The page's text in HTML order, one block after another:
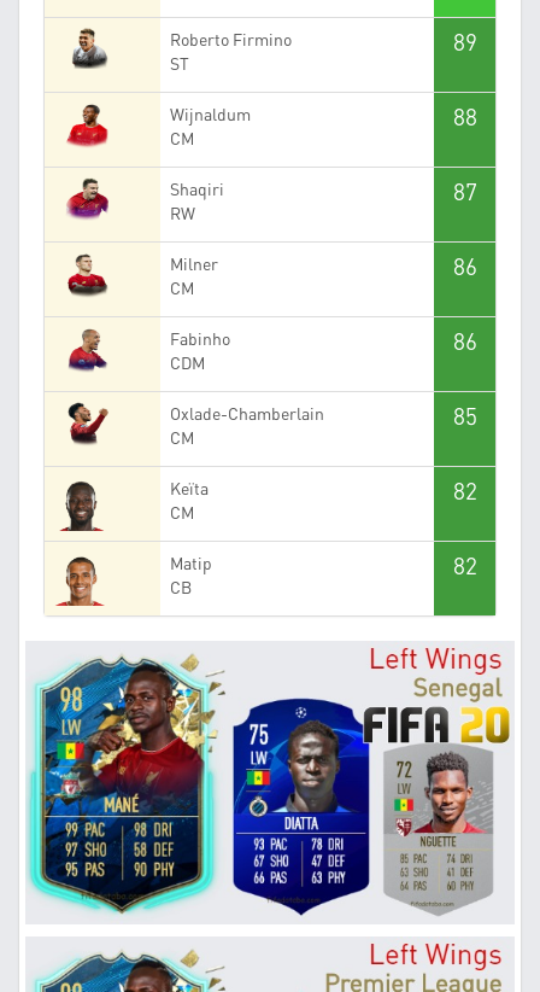
Roberto Firmino
ST
89
Wijnaldum
CM
88
Shaqiri
RW
87
Milner
CM
86
Fabinho
CDM
86
Oxlade-Chamberlain
CM
85
Keïta
CM
82
Matip
CB
82